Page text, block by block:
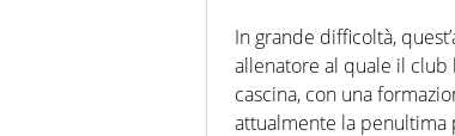
In grande difficoltà,
allenatore al quale il
cascina, con una
attualmente la penultima